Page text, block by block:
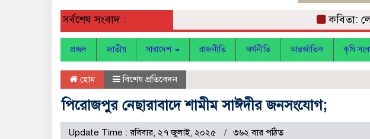
সর্বশেষ সংবাদ : কবিতা: লেখক
প্রচ্ছদ জাতীয় সারাদেশ রাজনীতি অর্থনীতি আন্তর্জাতিক কৃষি
হোম বিশেষ প্রতিবেদন
পিরোজপুর নেছারাবাদে শামীম সাঈদীর জনসংযোগ;
Update Time : রবিবার, ২৭ জুলাই, ২০২৫ ৩৬২ বার পঠিত